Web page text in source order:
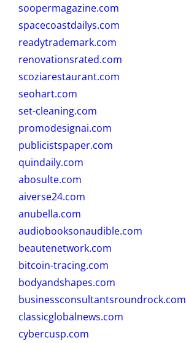
soopermagazine.com
spacecoastdailys.com
readytrademark.com
renovationsrated.com
scoziarestaurant.com
seohart.com
set-cleaning.com
promodesignai.com
publicistspaper.com
quindaily.com
abosulte.com
aiverse24.com
anubella.com
audiobooksonaudible.com
beautenetwork.com
bitcoin-tracing.com
bodyandshapes.com
businessconsultantsroundrock.com
classicglobalnews.com
cybercusp.com